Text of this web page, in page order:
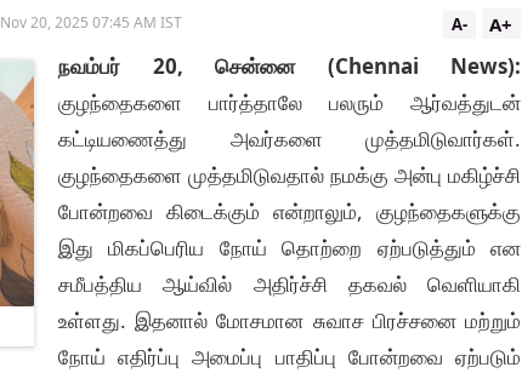
Nov 20, 2025 07:45 AM IST A+
A-
நவம்பர் 20, சென்னை (Chennai News):
குழந்தைகளை பார்த்தாலே பலரும் ஆர்வத்துடன்
கட்டியணைத்து அவர்களை முத்தமிடுவார்கள்.
குழந்தைகளை முத்தமிடுவதால் நமக்கு அன்பு மகிழ்ச்சி
போன்றவை கிடைக்கும் என்றாலும், குழந்தைகளுக்கு
இது மிகப்பெரிய நோய் தொற்றை ஏற்படுத்தும் என
சமீபத்திய ஆய்வில் அதிர்ச்சி தகவல் வெளியாகி
உள்ளது. இதனால் மோசமான சுவாச பிரச்சனை மற்றும்
நோய் எதிர்ப்பு அமைப்பு பாதிப்பு போன்றவை ஏற்படும்